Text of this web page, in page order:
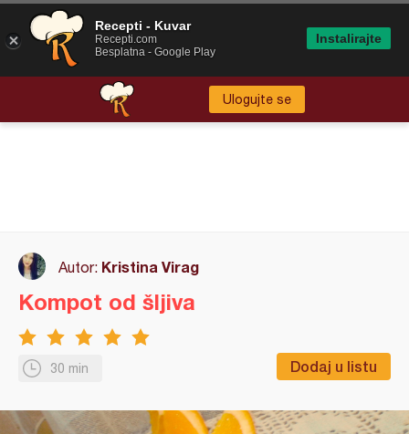
Ulogujte se
Autor: Kristina Virag
30 min Dodaj u listu
Kompot od šljiva
Recepti - Kuvar
Recepti.com
Besplatna - Google Play
Instalirajte